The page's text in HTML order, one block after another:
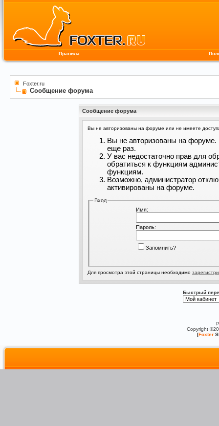
Правила
Foxter.ru
Сообщение форума
Сообщение форума
Вы не авторизованы на форуме или не имеете
Вы не авторизованы на форуме.
еще раз.
У вас недостаточно прав для
обратиться к функциям
функциям.
Возможно, администратор
активированы на форуме.
Вход
Имя:
Пароль:
Запомнить?
Для просмотра этой страницы необходимо
Быстрый
Copyright
[Foxter